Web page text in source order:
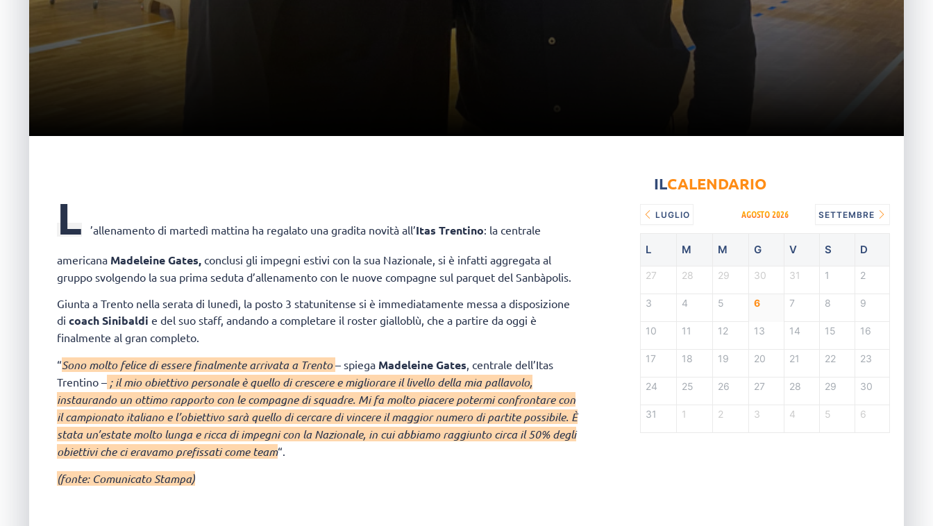
L ’allenamento di martedì mattina ha regalato una gradita novità all’Itas Trentino: la centrale
americana Madeleine Gates, conclusi gli impegni estivi con la sua Nazionale, si è infatti aggregata al
gruppo svolgendo la sua prima seduta d’allenamento con le nuove compagne sul parquet del Sanbàpolis.
Giunta a Trento nella serata di lunedì, la posto 3 statunitense si è immediatamente messa a disposizione
di coach Sinibaldi e del suo staff, andando a completare il roster gialloblù, che a partire da oggi è
finalmente al gran completo.
“Sono molto felice di essere finalmente arrivata a Trento– spiega Madeleine Gates , centrale dell’Itas
Trentino – ; il mio obiettivo personale è quello di crescere e migliorare il livello della mia pallavolo,
instaurando un ottimo rapporto con le compagne di squadre. Mi fa molto piacere potermi confrontare con
il campionato italiano e l’obiettivo sarà quello di cercare di vincere il maggior numero di partite possibile. È
stata un’estate molto lunga e ricca di impegni con la Nazionale, in cui abbiamo raggiunto circa il 50% degli
obiettivi che ci eravamo prefissati come team“.
(fonte: Comunicato Stampa)
ILCALENDARIO
LUGLIO AGOSTO 2026 SETTEMBRE
L M M G V S D
27 28 29 30 31 1 2
3 4 5 6 7 8 9
10 11 12 13 14 15 16
17 18 19 20 21 22 23
24 25 26 27 28 29 30
31 1 2 3 4 5 6